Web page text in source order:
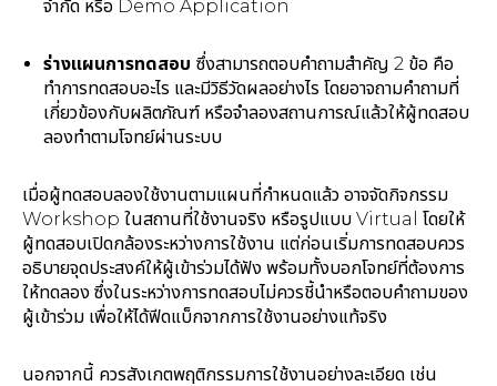
จำกัด หรือ Demo Application
ร่างแผนการทดสอบซึ่งสามารถตอบคำถามสำคัญ 2 ข้อ คือ
ทำการทดสอบอะไร และมีวิธีวัดผลอย่างไร โดยอาจถามคำถามที่
เกี่ยวข้องกับผลิตภัณฑ์ หรือจำลองสถานการณ์แล้วให้ผู้ทดสอบ
ลองทำตามโจทย์ผ่านระบบ
เมื่อผู้ทดสอบลองใช้งานตามแผนที่กำหนดแล้ว อาจจัดกิจกรรม
Workshop ในสถานที่ใช้งานจริง หรือรูปแบบ Virtual โดยให้
ผู้ทดสอบเปิดกล้องระหว่างการใช้งาน แต่ก่อนเริ่มการทดสอบควร
อธิบายจุดประสงค์ให้ผู้เข้าร่วมได้ฟัง พร้อมทั้งบอกโจทย์ที่ต้องการ
ให้ทดลอง ซึ่งในระหว่างการทดสอบไม่ควรชี้นำหรือตอบคำถามของ
ผู้เข้าร่วม เพื่อให้ได้ฟีดแบ็กจากการใช้งานอย่างแท้จริง
นอกจากนี้ ควรสังเกตพฤติกรรมการใช้งานอย่างละเอียด เช่น